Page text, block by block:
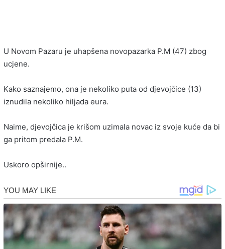
U Novom Pazaru je uhapšena novopazarka P.M (47) zbog
ucjene.
Kako saznajemo, ona je nekoliko puta od djevojčice (13)
iznudila nekoliko hiljada eura.
Naime, djevojčica je krišom uzimala novac iz svoje kuće da bi
ga pritom predala P.M.
Uskoro opširnije..